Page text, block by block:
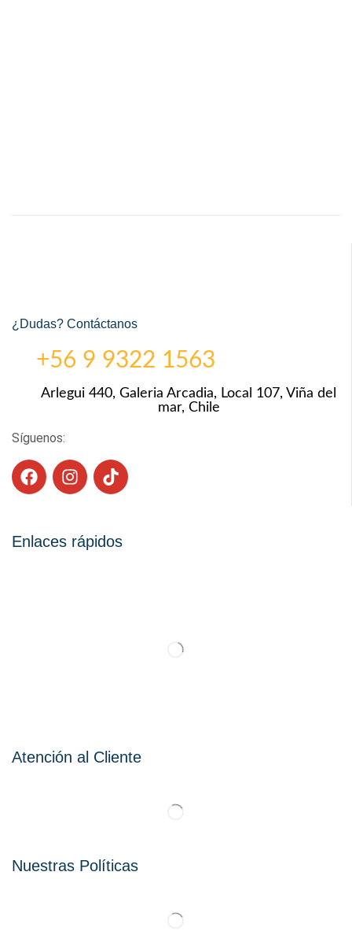
¿Dudas? Contáctanos
+56 9 9322 1563
Arlegui 440, Galeria Arcadia, Local 107, Viña del
mar, Chile
Síguenos:
Enlaces rápidos
Atención al Cliente
Nuestras Políticas